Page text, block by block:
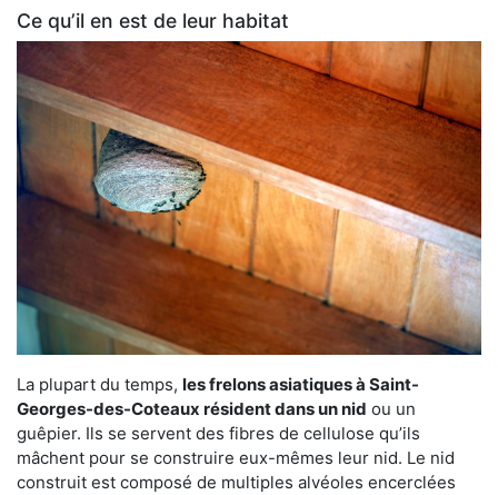
Ce qu’il en est de leur habitat
La plupart du temps, les frelons asiatiques à Saint-
Georges-des-Coteaux résident dans un nid ou un
guêpier. Ils se servent des fibres de cellulose qu’ils
mâchent pour se construire eux-mêmes leur nid. Le nid
construit est composé de multiples alvéoles encerclées